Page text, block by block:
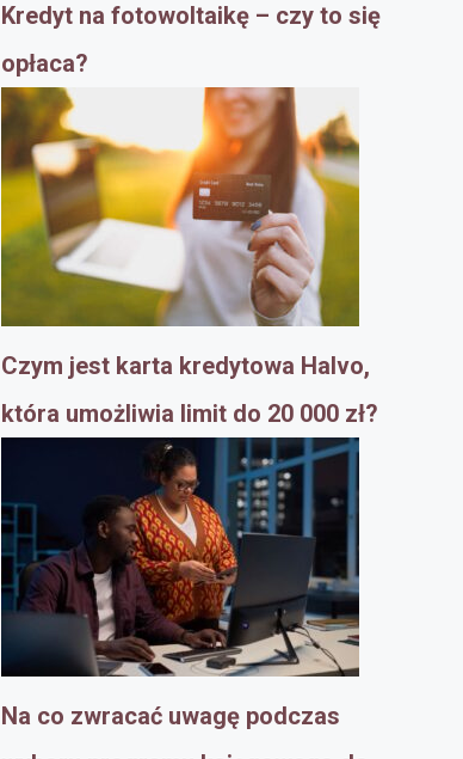
Kredyt na fotowoltaikę – czy to się
opłaca?
Czym jest karta kredytowa Halvo,
która umożliwia limit do 20 000 zł?
Na co zwracać uwagę podczas